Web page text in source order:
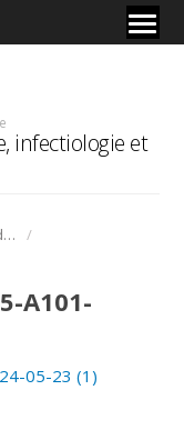
infectiologie et
Cours, horaires et plans de cours
/
A101-
05-23 (1)